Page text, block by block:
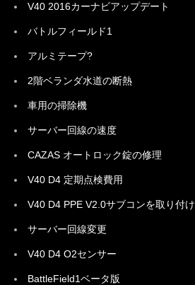
V40 2016カーナビアップデート
バトルフィールド1
アルミテープ?
2階ベランダ水道の断熱
車用の掃除機
サーバー回線の速度
CAZAS オートロック錠の修理
V40 D4 定期点検費用
V40 D4 PPE V2.0サブコンを取り付け
サーバー回線変更
V40 D4 O2センサー
BattleField1ベータ版